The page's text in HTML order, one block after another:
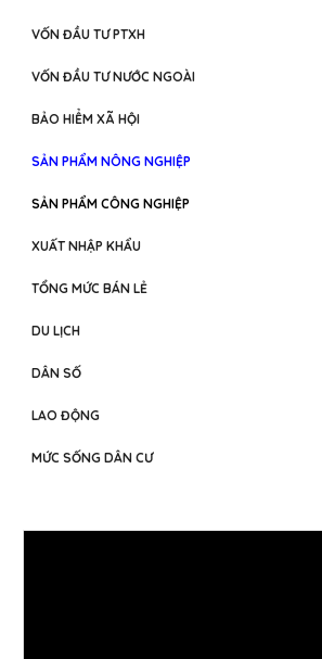
VỐN ĐẦU TƯ PTXH
VỐN ĐẦU TƯ NƯỚC NGOÀI
BẢO HIỂM XÃ HỘI
SẢN PHẨM NÔNG NGHIỆP
SẢN PHẨM CÔNG NGHIỆP
XUẤT NHẬP KHẨU
TỔNG MỨC BÁN LẺ
DU LỊCH
DÂN SỐ
LAO ĐỘNG
MỨC SỐNG DÂN CƯ